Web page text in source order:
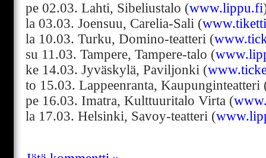
pe 02.03. Lahti, Sibeliustalo (www.lippu.fi
la 03.03. Joensuu, Carelia-Sali (
la 10.03. Turku, Domino-teatteri (
su 11.03. Tampere, Tampere-talo (
ke 14.03. Jyväskylä, Paviljonki (
to 15.03. Lappeenranta, Kaupunginteatteri
pe 16.03. Imatra, Kulttuuritalo Virta (
la 17.03. Helsinki, Savoy-teatteri (